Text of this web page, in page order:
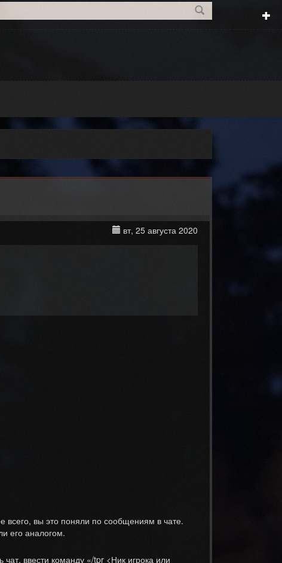
вт, 25 августа 2020
всего, вы это поняли по сообщениям в чате.
его аналогом.
ввести команду «/tpr <Ник игрока или